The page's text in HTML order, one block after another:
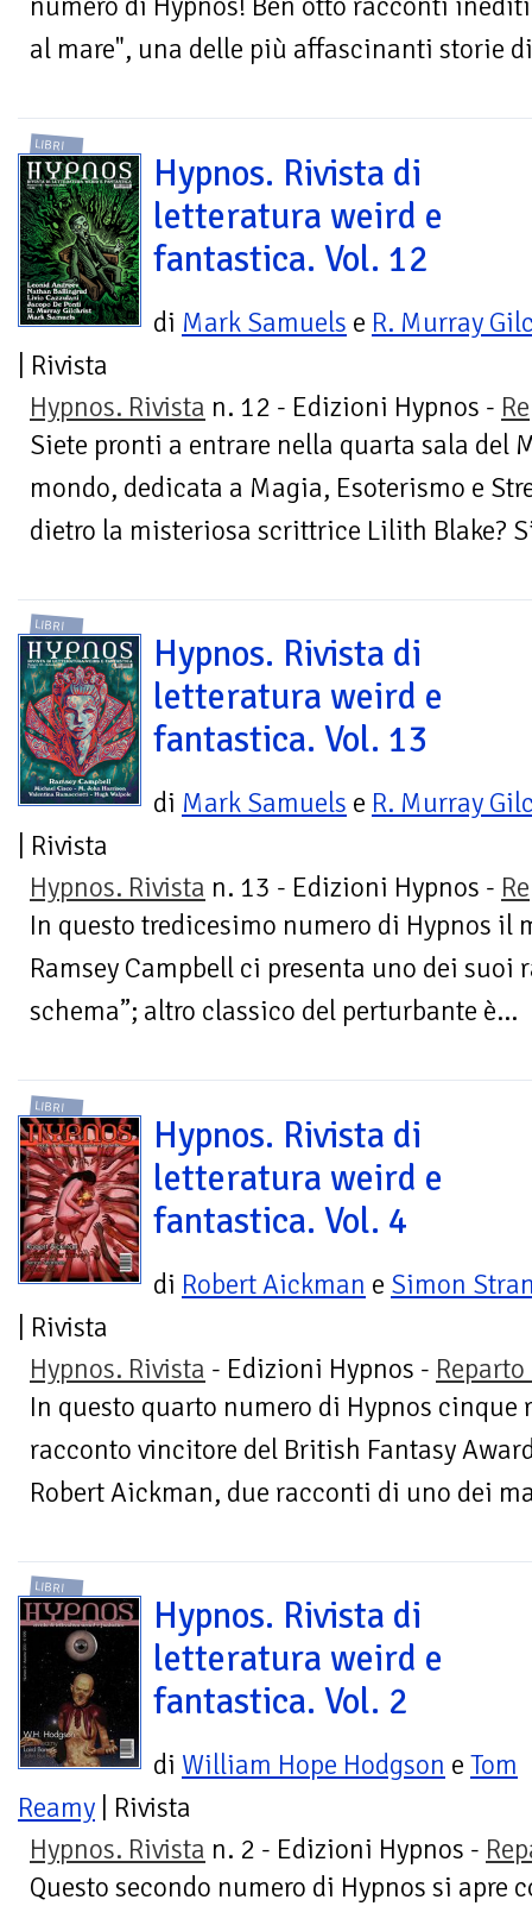
numero di Hypnos! Ben otto racconti
al mare", una delle più affascinanti storie
LIBRI
Hypnos. Rivista di
letteratura weird e
fantastica. Vol. 12
di Mark Samuels e R. Murray
| Rivista
Hypnos. Rivista n. 12 - Edizioni Hypnos -
Siete pronti a entrare nella quarta sala del
mondo, dedicata a Magia, Esoterismo e
dietro la misteriosa scrittrice Lilith Blake?
LIBRI
Hypnos. Rivista di
letteratura weird e
fantastica. Vol. 13
di Mark Samuels e R. Murray
| Rivista
Hypnos. Rivista n. 13 - Edizioni Hypnos -
In questo tredicesimo numero di Hypnos il
Ramsey Campbell ci presenta uno dei
schema”; altro classico del perturbante è...
LIBRI
Hypnos. Rivista di
letteratura weird e
fantastica. Vol. 4
di Robert Aickman e Simon
| Rivista
Hypnos. Rivista - Edizioni Hypnos -
In questo quarto numero di Hypnos
racconto vincitore del British Fantasy
Robert Aickman, due racconti di uno dei
LIBRI
Hypnos. Rivista di
letteratura weird e
fantastica. Vol. 2
di William Hope Hodgson e Tom
Reamy | Rivista
Hypnos. Rivista n. 2 - Edizioni Hypnos -
Questo secondo numero di Hypnos si apre